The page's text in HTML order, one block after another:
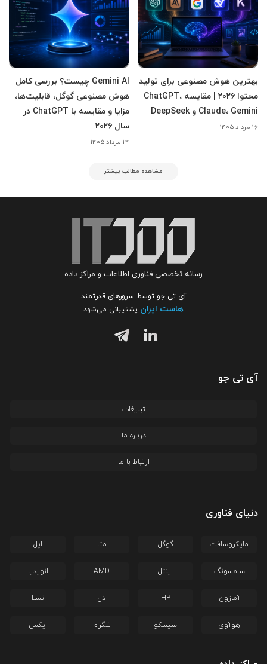
بهترین هوش مصنوعی برای تولید
محتوا ۲۰۲۶ | مقایسه ChatGPT،
Claude، Gemini و DeepSeek
۱۶ مرداد ۱۴۰۵
Gemini AI چیست؟ بررسی کامل
هوش مصنوعی گوگل، قابلیت‌ها،
مزایا و مقایسه با ChatGPT در
سال ۲۰۲۶
۱۴ مرداد ۱۴۰۵
مشاهده مطالب بیشتر
رسانه تخصصی فناوری اطلاعات و مراکز داده
آی تی جو توسط سرورهای قدرتمند
هاست ایران پشتیبانی می‌شود
آی تی جو
تبلیغات
درباره ما
ارتباط با ما
دنیای فناوری
مایکروسافت گوگل متا اپل
سامسونگ اینتل AMD انویدیا
آمازون HP دل تسلا
هوآوی سیسکو تلگرام ایکس